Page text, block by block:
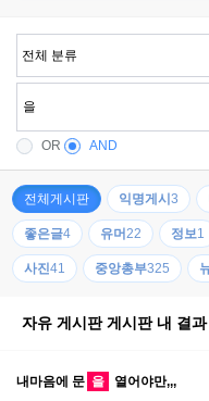
OR AND
전체게시판 익명게시3
좋은글4 유머22 정보1
사진41 중앙총부325
자유 게시판 게시판 내 결과
내마음에 문 을
열어야만,,,